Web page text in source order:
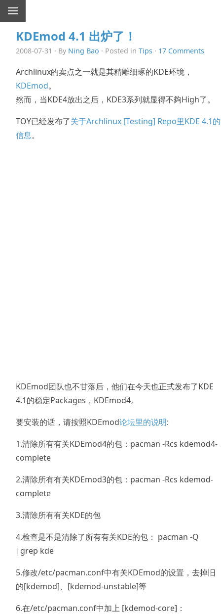
KDEmod 4.1 出炉了！
2008-07-31 · By Ning Bao · Posted in Tips · 17 Comments
Archlinux的卖点之一就是其精雕细琢的KDE环境，
KDEmod。
然而，当KDE4放出之后，KDE3系列就显得不夠High了。
TOY已经发布了关于Archlinux [Testing] Repo里KDE 4.1的
信息。
KDEmod团队也不甘落后，他们在今天也正式发布了KDE
4.1的稳定Packages，KDEmod4。
要安装的话，请按照KDEmod论坛里的说明:
1.清除所有有关KDEmod4的包：pacman -Rcs kdemod4-
complete
2.清除所有有关KDEmod3的包：pacman -Rcs kdemod-
complete
3.清除所有有关KDE的包
4.检查是不是清除了所有有关KDE的包： pacman -Q
|grep kde
5.修改/etc/pacman.conf中有关KDEmod的设置，去掉旧
的[kdemod]、[kdemod-unstable]等
6.在/etc/pacman.conf中加上 [kdemod-core]：